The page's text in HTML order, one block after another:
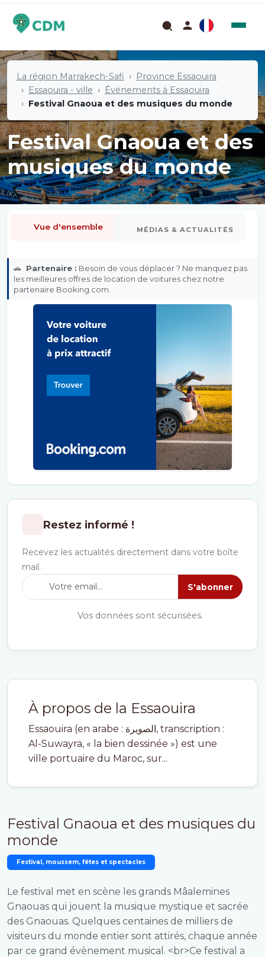
La région Marrakech-Safi
Province Essaouira
Essaouira - ville
Événements à Essaouira
Festival Gnaoua et des musiques du monde
Festival Gnaoua et des
musiques du monde
À propos de la Essaouira
Essaouira (en arabe : الصويرة, transcription :
Al-Suwayra, « la bien dessinée ») est une
ville portuaire du Maroc, sur...
Festival Gnaoua et des musiques du
monde
Festival, moussem, fêtes et spectacles
Le festival met en scène les grands Mâalemines
Gnaouas qui jouent la musique mystique et sacrée
des Gnaouas. Quelques centaines de milliers de
visiteurs du monde entier sont attirés, chaque année
par ce grand évènement musical. <br>Ce festival a
Vue d'ensemble MÉDIAS & ACTUALITÉS
🚗 Partenaire : Besoin de vous déplacer ? Ne manquez pas
les meilleures offres de location de voitures chez notre
partenaire Booking.com.
Restez informé !
Recevez les actualités directement dans votre boîte
mail.
S'abonner
Vos données sont sécurisées.